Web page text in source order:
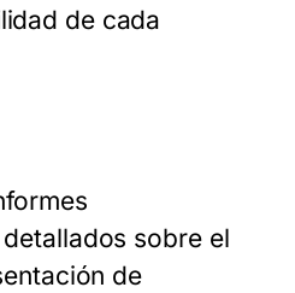
de cada
sobre el
de